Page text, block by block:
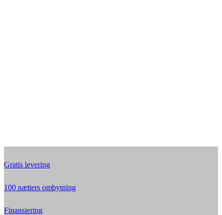
Gratis levering
100 nætters ombytning
Finansiering